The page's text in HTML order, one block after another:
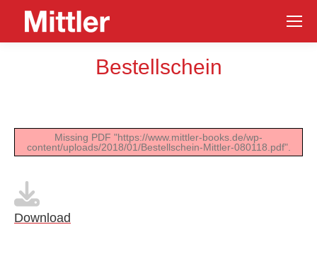
Content
Bestellschein
Missing PDF "https://www.mittler-books.de/wp-
content/uploads/2018/01/Bestellschein-Mittler-080118.pdf".
Download